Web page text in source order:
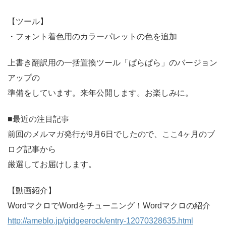
【ツール】
・フォント着色用のカラーパレットの色を追加
上書き翻訳用の一括置換ツール「ぱらぱら」のバージョン
アップの
準備をしています。来年公開します。お楽しみに。
■最近の注目記事
前回のメルマガ発行が9月6日でしたので、ここ4ヶ月のブ
ログ記事から
厳選してお届けします。
【動画紹介】
WordマクロでWordをチューニング！Wordマクロの紹介
http://ameblo.jp/gidgeerock/entry-12070328635.html